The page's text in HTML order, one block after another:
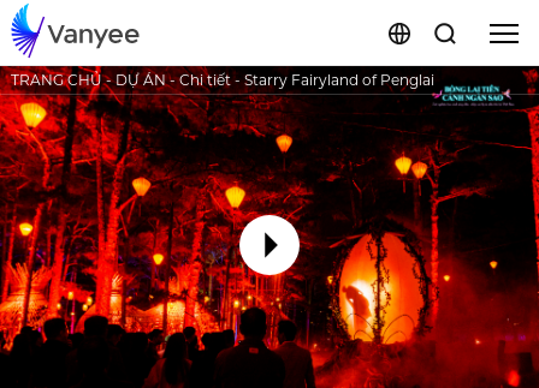
TRANG CHỦ-DỰ ÁN-Chi tiết-Starry Fairyland of Penglai